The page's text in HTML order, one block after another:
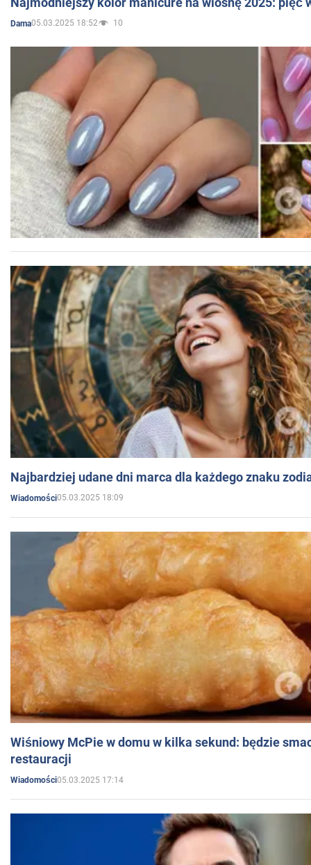
Dama05.03.2025 18:52 10
Najbardziej udane dni marca dla każdego znaku
Wiadomości05.03.2025 18:09
Wiśniowy McPie w domu w kilka sekund: będzie
restauracji
Wiadomości05.03.2025 17:14